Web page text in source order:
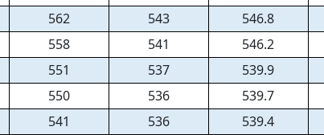
562 543
546.8
558 541
546.2
551 537
539.9
550 536
539.7
541 536
539.4